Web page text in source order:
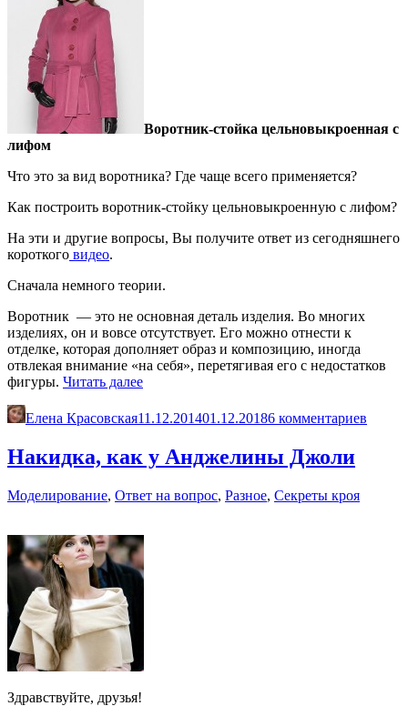
Воротник-стойка цельновыкроенная с
лифом
Что это за вид воротника? Где чаще всего применяется?
Как построить воротник-стойку цельновыкроенную с лифом?
На эти и другие вопросы, Вы получите ответ из сегодняшнего
короткого видео.
Сначала немного теории.
Воротник — это не основная деталь изделия. Во многих
изделиях, он и вовсе отсутствует. Его можно отнести к
отделке, которая дополняет образ и композицию, иногда
отвлекая внимание «на себя», перетягивая его с недостатков
фигуры. Читать далее«Воротник-
цельновыкроенный
с
лифом.
Построение»
Елена Красовская11.12.201401.12.20186 комментариев
Накидка, как у Анджелины Джоли
Моделирование, Ответ на вопрос, Разное, Секреты кроя
Здравствуйте, друзья!